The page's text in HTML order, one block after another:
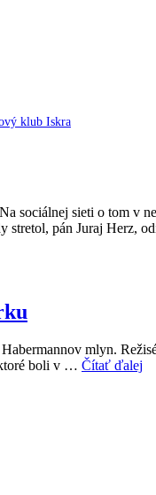
klub Iskra
sociálnej sieti o tom v
stretol, pán Juraj Herz,
mlyn.
ktoré boli v … Čítať ďalej